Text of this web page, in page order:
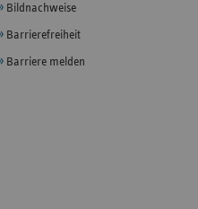
Bildnachweise
Barrierefreiheit
Barriere melden